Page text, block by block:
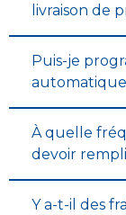
livraison de
Puis-je
À quelle
devoir
Y a-t-il des